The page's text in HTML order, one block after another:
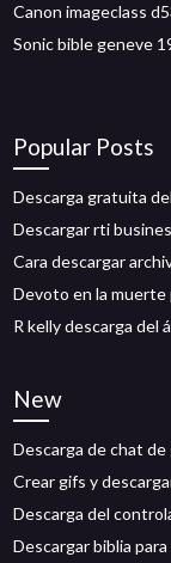
Canon imageclass
Sonic bible geneve
Popular Posts
Descarga gratuita
Descargar rti
Cara descargar
Devoto en la
R kelly descarga del
New
Descarga de chat de
Crear gifs y
Descarga del
Descargar biblia